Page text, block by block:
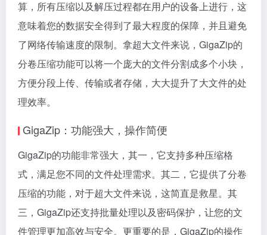
算，所有压缩以及解压过程都在用户的设备上进行，这
意味着您的数据安全得到了最大程度的保障，并且避免
了网络传输速度的限制。拿超大文件来说，GigaZip的
分卷压缩功能可以将一个庞大的文件分割成多个小块，
方便分段上传、传输或者存储，大大提升了大文件的处
理效率。
GigaZip：功能强大，操作简便
GigaZip的功能非常强大，其一，它支持多种压缩格
式，满足您不同的文件处理需求。其二，它提供了分卷
压缩的功能，对于超大文件来说，这简直是救星。其
三，GigaZip还支持批量处理以及密码保护，让您的文
件管理更加高效与安全。更重要的是，GigaZip的操作